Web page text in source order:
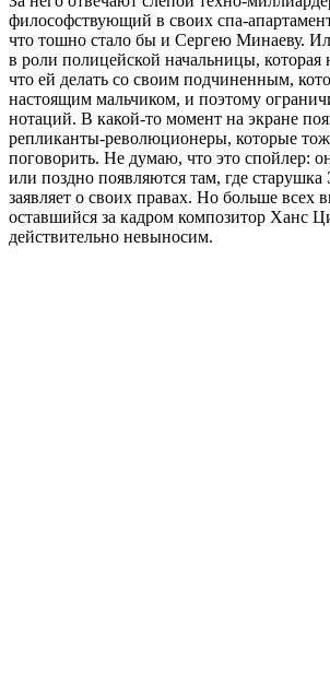
философствующий в своих спа-
что тошно стало бы и Сергею Минаеву.
в роли полицейской начальницы, которая
что ей делать со своим подчиненным,
настоящим мальчиком, и поэтому
нотаций. В какой-то момент на экране
репликанты-революционеры, которые
поговорить. Не думаю, что это спойлер:
или поздно появляются там, где старушка
заявляет о своих правах. Но больше всех
оставшийся за кадром композитор Ханс
действительно невыносим.